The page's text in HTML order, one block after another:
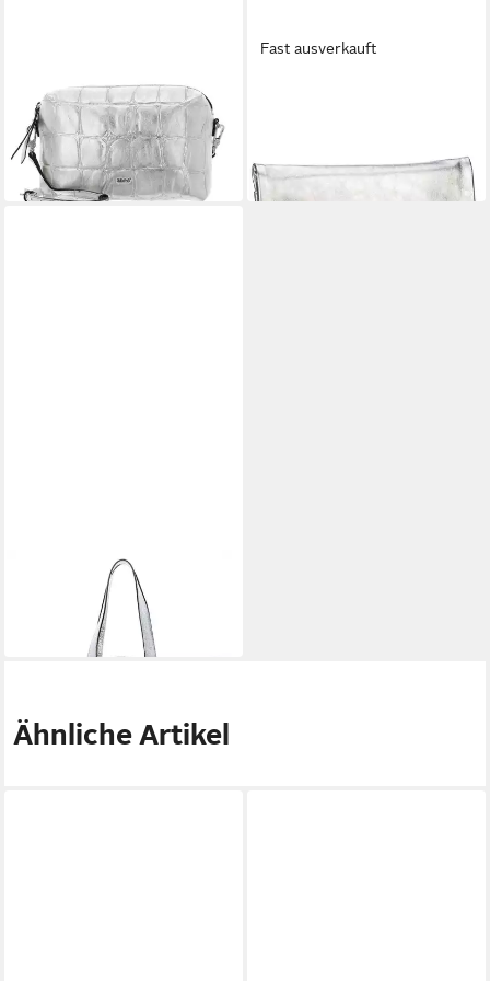
ABRO
Umhängetasche Crossbody
Bag Kaia
189,00 €
in 3-4 Werktagen bei dir
Fast ausverkauft
Shopper Leather Quantiko
in 3-4 Werktagen bei dir
Ähnliche Artikel